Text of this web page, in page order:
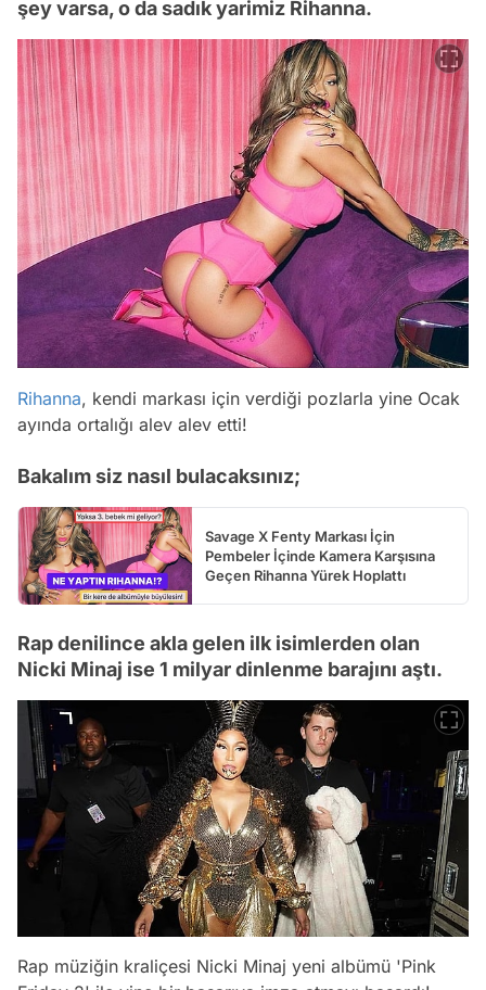
şey varsa, o da sadık yarimiz Rihanna.
Rihanna, kendi markası için verdiği pozlarla yine Ocak
ayında ortalığı alev alev etti!
Bakalım siz nasıl bulacaksınız;
Savage X Fenty Markası İçin
Pembeler İçinde Kamera Karşısına
Geçen Rihanna Yürek Hoplattı
Rap denilince akla gelen ilk isimlerden olan
Nicki Minaj ise 1 milyar dinlenme barajını aştı.
Rap müziğin kraliçesi Nicki Minaj yeni albümü 'Pink